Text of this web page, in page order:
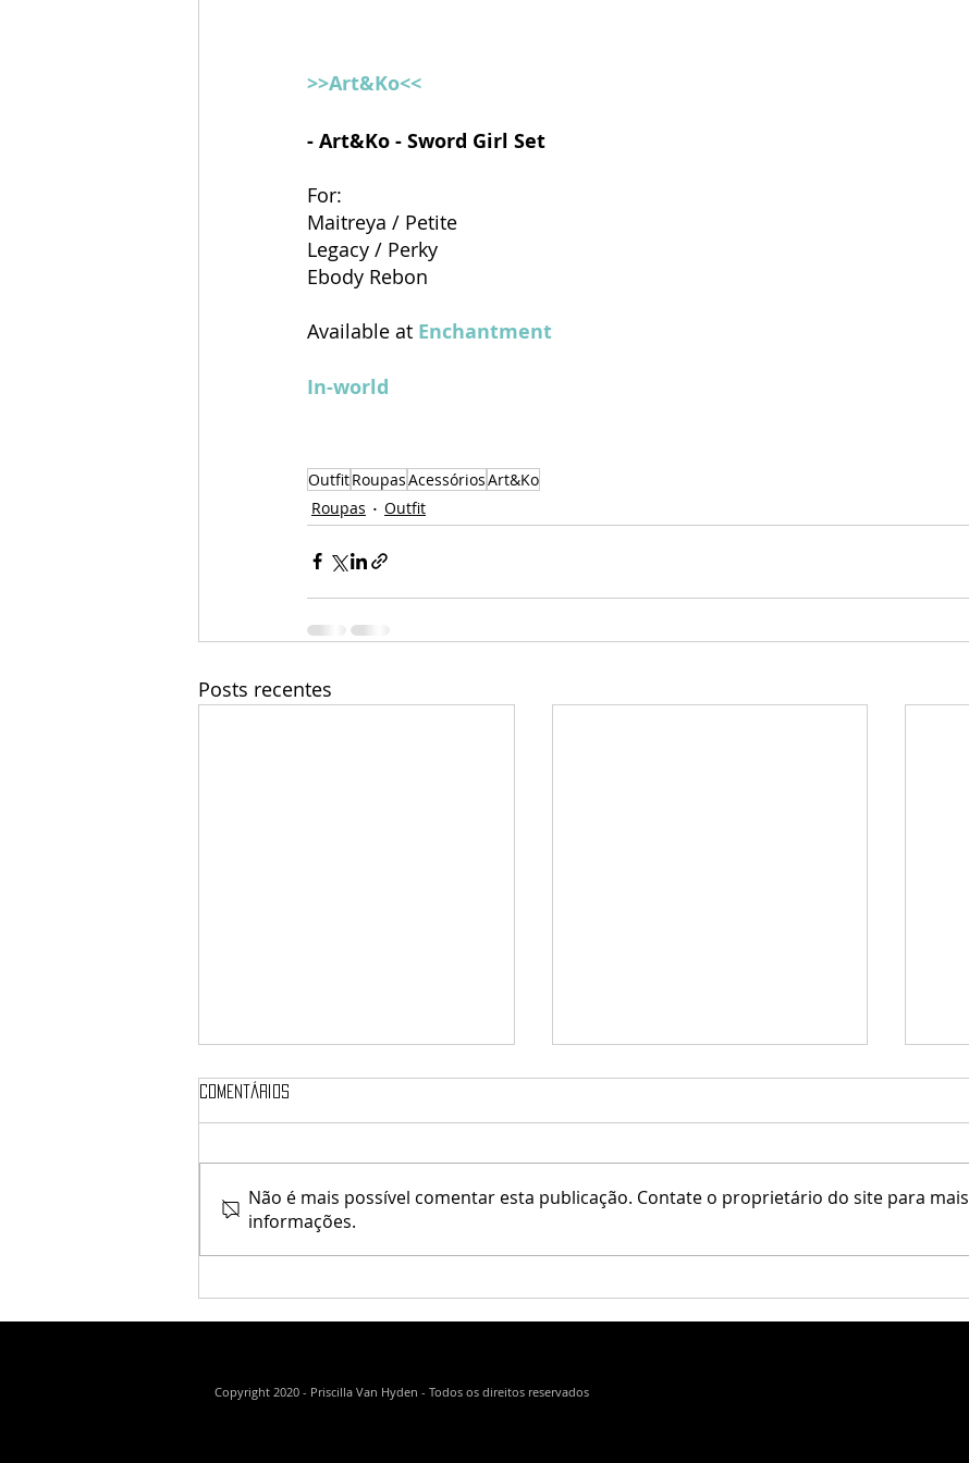
>>Art&Ko<<
- Art&Ko - Sword Girl Set
For:
Maitreya / Petite
Legacy / Perky
Ebody Rebon
Available at Enchantment
In-world
OutfitRoupasAcessóriosArt&Ko
Roupas
Outfit
Posts recentes
Kaithleen's / Krescendo
elune / Verx
Comentários
Não é mais possível comentar esta publicação. Contate o proprietário do site para mais
informações.
Copyright 2020 - Priscilla Van Hyden - Todos os direitos reservados